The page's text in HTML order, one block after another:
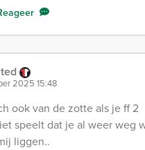
2025 15:48
ook van de zotte als je ff 2
speelt dat je al weer weg
liggen..